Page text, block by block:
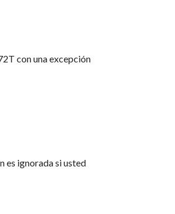
con una excepción
es ignorada si usted